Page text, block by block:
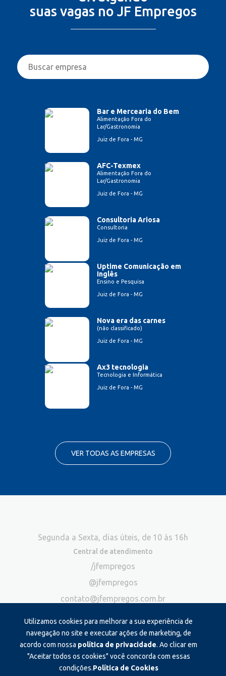
suas vagas no JF Empregos
Bar e Mercearia do Bem
Alimentação Fora do
Lar/Gastronomia
Juiz de Fora - MG
AFC-Texmex
Alimentação Fora do
Lar/Gastronomia
Juiz de Fora - MG
Consultoria Ariosa
Consultoria
Juiz de Fora - MG
Uptime Comunicação em
Inglês
Ensino e Pesquisa
Juiz de Fora - MG
Nova era das carnes
(não classificado)
Juiz de Fora - MG
Ax3 tecnologia
Tecnologia e Informática
Juiz de Fora - MG
VER TODAS AS EMPRESAS
Utilizamos cookies para melhorar a sua experiência de
navegação no site e executar ações de marketing, de
acordo com nossa política de privacidade. Ao clicar em
"Aceitar todos os cookies" você concorda com essas
condições.Política de Cookies
Segunda a Sexta, dias úteis, de 10 às 16h
Central de atendimento
/jfempregos
@jfempregos
contato@jfempregos.com.br
Publicidade
*Exclusivo para atendimento via chat. Não atendemos ligações neste
canal
Produzido e administrado por: